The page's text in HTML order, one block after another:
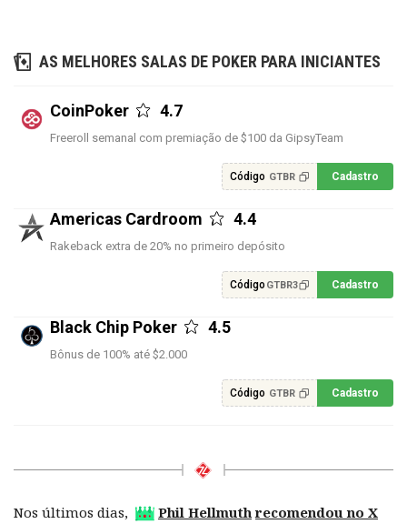
AS MELHORES SALAS DE POKER PARA INICIANTES
CoinPoker 4.7
Freeroll semanal com premiação de $100 da GipsyTeam
Código GTBR Cadastro
Americas Cardroom 4.4
Rakeback extra de 20% no primeiro depósito
Código GTBR3 Cadastro
Black Chip Poker 4.5
Bônus de 100% até $2.000
Código GTBR Cadastro
Nos últimos dias, Phil Hellmuth recomendou no X